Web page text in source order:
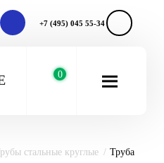
+7 (495) 045 55-34
0
стальные круглые
Труба